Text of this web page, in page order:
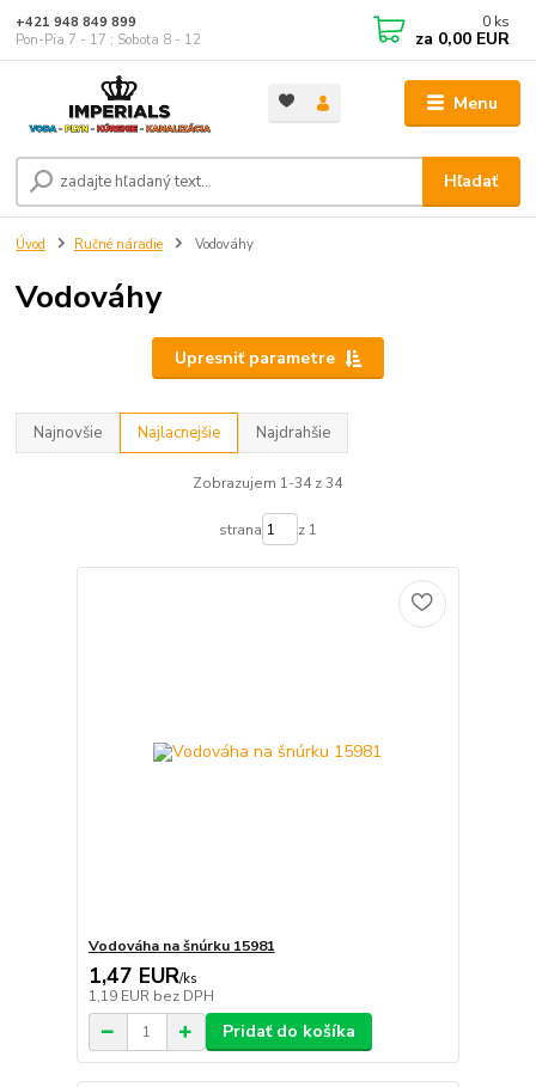
Menu
Hľadať
+421 948 849 899
Pon-Pia 7 - 17 ; Sobota 8 - 12
0 ks
za 0,00 EUR
Úvod Ručné náradie Vodováhy
Vodováhy
Upresniť parametre
Najnovšie Najlacnejšie Najdrahšie
Zobrazujem 1-34 z 34
strana z 1
Vodováha na šnúrku 15981
1,47 EUR/ks
1,19 EUR bez DPH
Pridať do košíka